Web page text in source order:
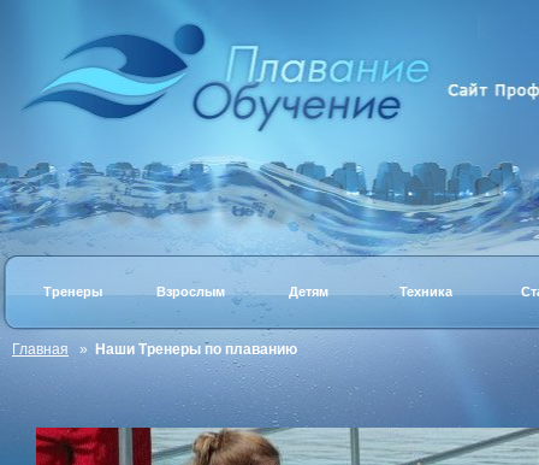
Тренеры Взрослым Детям Техника
Главная » Наши Тренеры по плаванию